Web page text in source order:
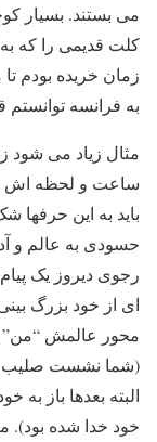
می بستند. بسیار
کلت قدیمی را که به
زمان خریده بودم
به فرانسه
مثال زیاد می شود
ساعت و لحظه اش
باید به این حرفها
حسودی به عالم و
رجوی دیروز یک
ای از خود بزرگ
محور عالمش “من”
(شما نشست صلیب
البته بعدها باز
خود خدا شده بود).